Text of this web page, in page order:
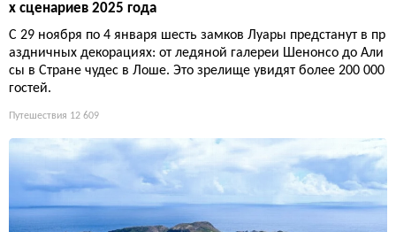
х сценариев 2025 года
С 29 ноября по 4 января шесть замков Луары предстанут в пр
аздничных декорациях: от ледяной галереи Шенонсо до Али
сы в Стране чудес в Лоше. Это зрелище увидят более 200 000
гостей.
Путешествия 12 609